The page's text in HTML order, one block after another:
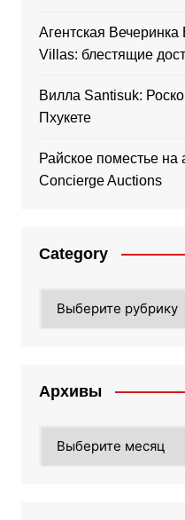
Агентская
Villas: блестящие
Вилла Santisuk:
Пхукете
Райское поместье на
Concierge Auctions
Category
Архивы